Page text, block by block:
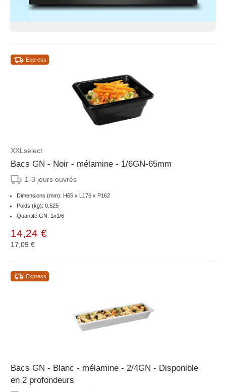
Express
XXLselect
Bacs GN - Noir - mélamine - 1/6GN-65mm
1-3 jours ouvrés
Dimensions (mm): H65 x L176 x P162
Poids (kg): 0.525
Quantité GN: 1x1/6
14,24 €
17,09 €
Express
Bacs GN - Blanc - mélamine - 2/4GN - Disponible
en 2 profondeurs